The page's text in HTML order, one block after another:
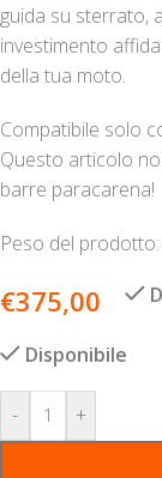
guida su sterrato,
investimento
della tua moto.
Compatibile solo
Questo articolo
barre paracarena!
Peso del prodotto:
€375,00
Disponibile
- +